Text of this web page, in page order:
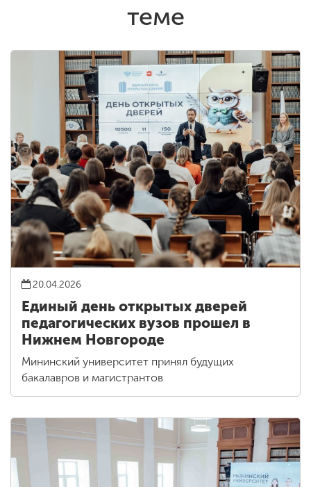
теме
20.04.2026
Единый день открытых дверей
педагогических вузов прошел в
Нижнем Новгороде
Мининский университет принял будущих
бакалавров и магистрантов